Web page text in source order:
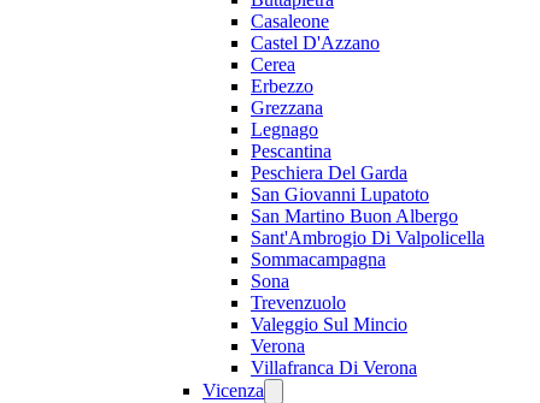
Casaleone
Castel D'Azzano
Cerea
Erbezzo
Grezzana
Legnago
Pescantina
Peschiera Del Garda
San Giovanni Lupatoto
San Martino Buon Albergo
Sant'Ambrogio Di Valpolicella
Sommacampagna
Sona
Trevenzuolo
Valeggio Sul Mincio
Verona
Villafranca Di Verona
Vicenza